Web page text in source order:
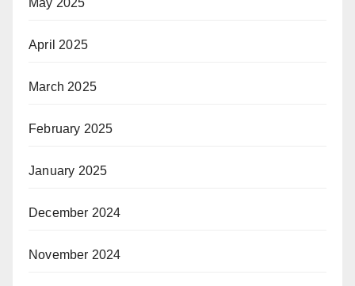
May 2025
April 2025
March 2025
February 2025
January 2025
December 2024
November 2024